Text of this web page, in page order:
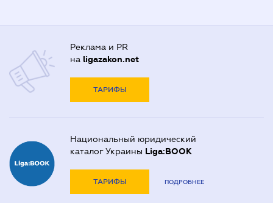
Реклама и PR
на ligazakon.net
ТАРИФЫ
Национальный юридический
каталог Украины Liga:BOOK
ТАРИФЫ ПОДРОБНЕЕ